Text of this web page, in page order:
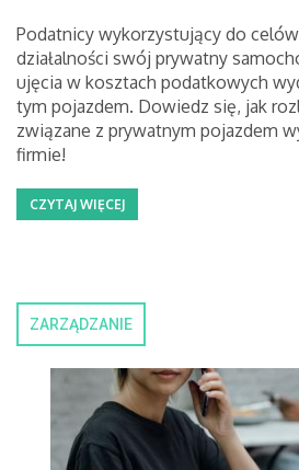
Podatnicy wykorzystujący do
działalności swój prywatny
ujęcia w kosztach podatkowych
tym pojazdem. Dowiedz się, jak
związane z prywatnym pojazdem
firmie!
CZYTAJ WIĘCEJ
ZARZĄDZANIE